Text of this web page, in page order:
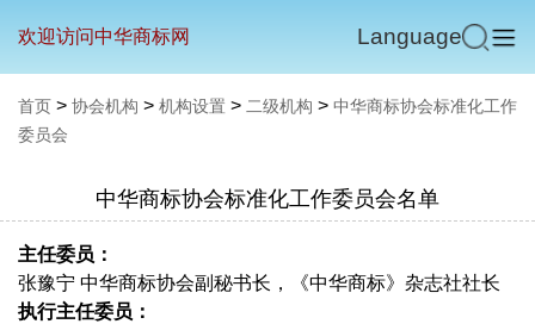
欢迎访问中华商标网 Language
首页 > 协会机构 > 机构设置 > 二级机构 > 中华商标协会标准化工作
委员会
中华商标协会标准化工作委员会名单
主任委员：
张豫宁 中华商标协会副秘书长，《中华商标》杂志社社长
执行主任委员：